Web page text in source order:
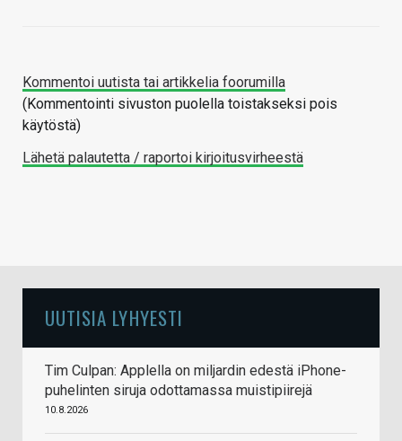
Kommentoi uutista tai artikkelia foorumilla
(Kommentointi sivuston puolella toistakseksi pois
käytöstä)
Lähetä palautetta / raportoi kirjoitusvirheestä
UUTISIA LYHYESTI
Tim Culpan: Applella on miljardin edestä iPhone-
puhelinten siruja odottamassa muistipiirejä
10.8.2026